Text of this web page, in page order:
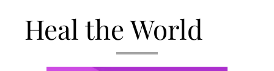
Heal the World